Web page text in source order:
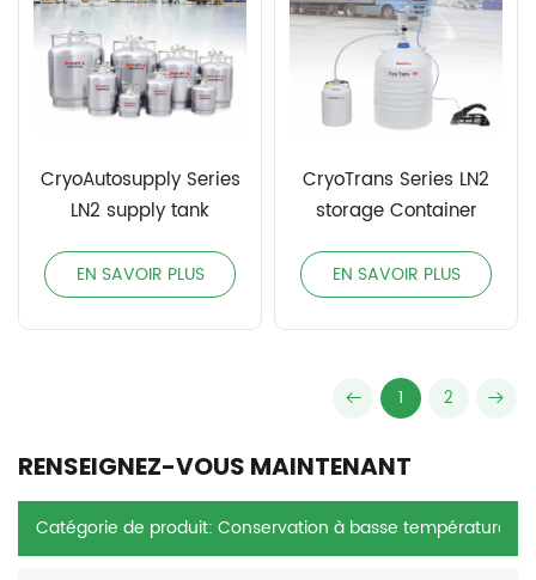
CryoAutosupply Series
LN2 supply tank
EN SAVOIR PLUS
CryoTrans Series LN2
storage Container
EN SAVOIR PLUS
1 2
RENSEIGNEZ-VOUS MAINTENANT